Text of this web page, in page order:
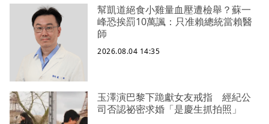
幫凱道絕食小雞量血壓遭檢舉？蘇一
峰恐挨罰10萬諷：只准賴總統當賴醫
師
2026.08.04 14:35
玉澤演巴黎下跪獻女友戒指 經紀公
司否認祕密求婚「是慶生抓拍照」